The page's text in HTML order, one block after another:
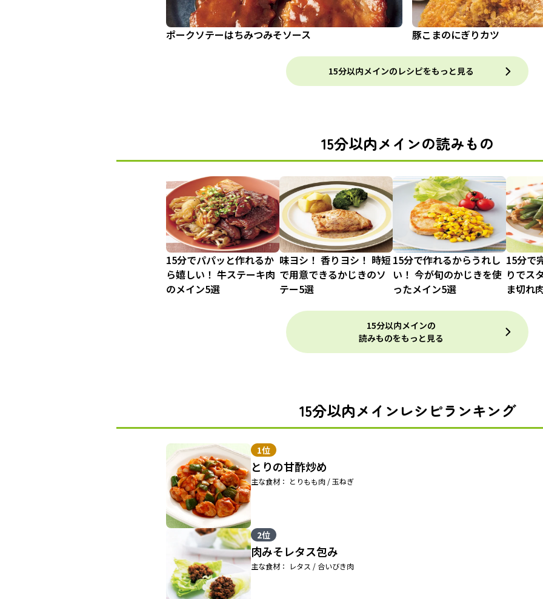
ポークソテーはちみつみそソース 豚こまのにぎりカツ
15分以内メインのレシピをもっと見る
15分以内メインの読みもの
15分でパパッと作れるか
ら嬉しい！ 牛ステーキ肉
のメイン5選
味ヨシ！ 香りヨシ！ 時短
で用意できるかじきのソ
テー5選
15分で作れるからうれし
い！ 今が旬のかじきを使
ったメイン5選
15分で
りでス
ま切れ
15分以内メインの
読みものをもっと見る
15分以内メインレシピランキング
1位
とりの甘酢炒め
主な食材： とりもも肉 / 玉ねぎ
2位
肉みそレタス包み
主な食材： レタス / 合いびき肉